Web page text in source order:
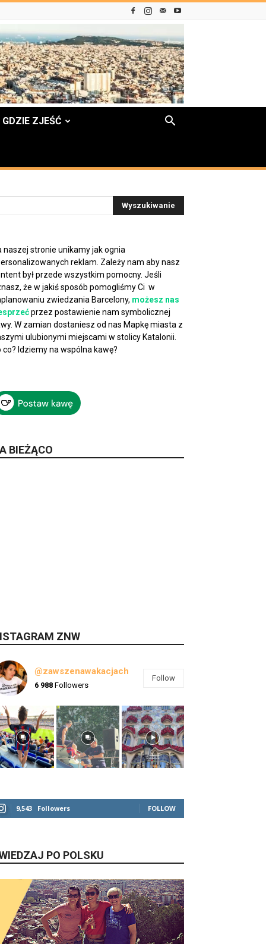
GDZIE ZJEŚĆ
naszej stronie unikamy jak ognia
reklam. Zależy nam aby nasz
był przede wszystkim pomocny. Jeśli
że w jakiś sposób pomogliśmy Ci w
zwiedzania Barcelony, możesz nas
przez postawienie nam symbolicznej
W zamian dostaniesz od nas Mapkę miasta z
ulubionymi miejscami w stolicy Katalonii.
co? Idziemy na wspólna kawę?
BIEŻĄCO
ZNW
@zawszenawakacjach
6 988 Followers
Follow
9,543 Followers FOLLOW
PO POLSKU